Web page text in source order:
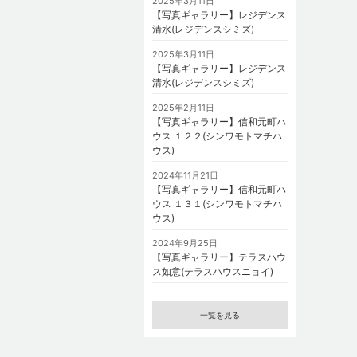
【写真ギャラリー】レジデンス
清水(レジデンスシミズ)
2025年3月11日
【写真ギャラリー】レジデンス
清水(レジデンスシミズ)
2025年2月11日
【写真ギャラリー】信和元町ハ
ウス １２２(シンワモトマチハ
ウス)
2024年11月21日
【写真ギャラリー】信和元町ハ
ウス １３１(シンワモトマチハ
ウス)
2024年9月25日
【写真ギャラリー】テラスハウ
ス如意(テラスハウスニョイ)
一覧を見る